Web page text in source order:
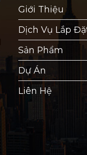
Giới Thiệu
Dịch Vụ Lắp
Sản Phẩm
Dự Án
Liên Hệ